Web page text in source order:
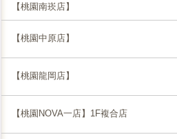
【桃園南崁店】
【桃園中原店】
【桃園龍岡店】
【桃園NOVA一店】1F複合店